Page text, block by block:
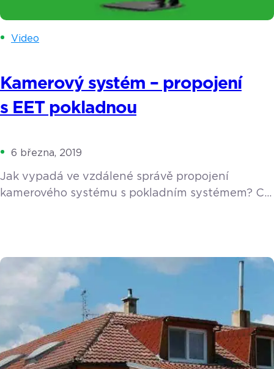
Video
Kamerový systém – propojení
s EET pokladnou
6 března, 2019
Jak vypadá ve vzdálené správě propojení
kamerového systému s pokladním systémem? Co